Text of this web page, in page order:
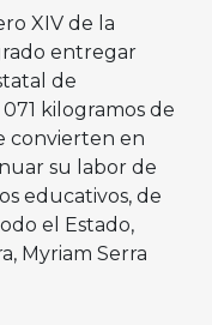
XIV de la
entregar
de
kilogramos de
convierten en
su labor de
educativos, de
el Estado,
Myriam Serra